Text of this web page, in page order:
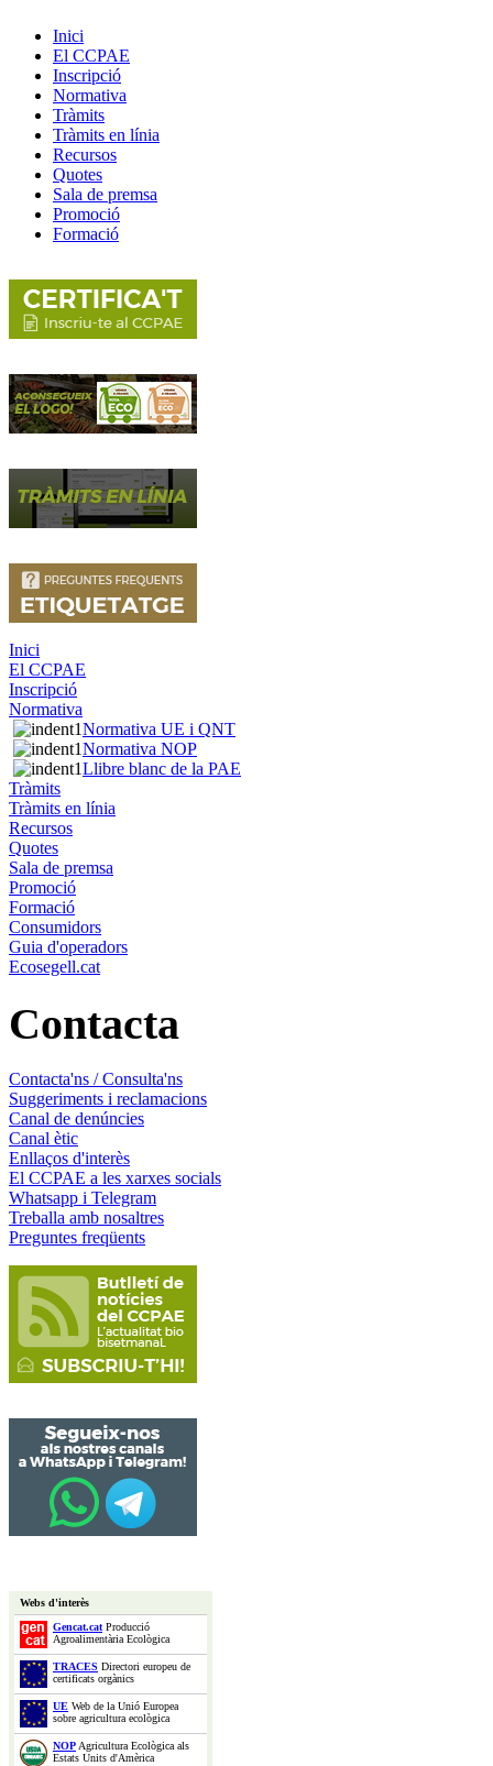
Inici
El CCPAE
Inscripció
Normativa
Tràmits
Tràmits en línia
Recursos
Quotes
Sala de premsa
Promoció
Formació
Inici
El CCPAE
Inscripció
Normativa
Normativa UE i QNT
Normativa NOP
Llibre blanc de la PAE
Tràmits
Tràmits en línia
Recursos
Quotes
Sala de premsa
Promoció
Formació
Consumidors
Guia d'operadors
Ecosegell.cat
Contacta
Contacta'ns / Consulta'ns
Suggeriments i reclamacions
Canal de denúncies
Canal ètic
Enllaços d'interès
El CCPAE a les xarxes socials
Whatsapp i Telegram
Treballa amb nosaltres
Preguntes freqüents
Webs d'interès
Gencat.catProducció
Agroalimentària Ecològica
TRACES Directori europeu de
certificats orgànics
UE Web de la Unió Europea
sobre agricultura ecològica
NOPAgricultura Ecològica als
Estats Units d'Amèrica